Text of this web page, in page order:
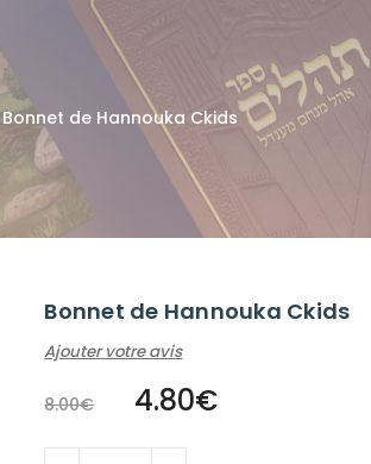
Bonnet de Hannouka Ckids
Bonnet de Hannouka Ckids
Ajouter votre avis
8.00€ 4.80€